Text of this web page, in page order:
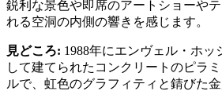
鋭利な景色や即席のアートショーや
れる空洞の内側の響きを感じます。
見どころ: 1988年にエンヴェル・ホッ
して建てられたコンクリートのピラ
ルで、虹色のグラフィティと錆びた